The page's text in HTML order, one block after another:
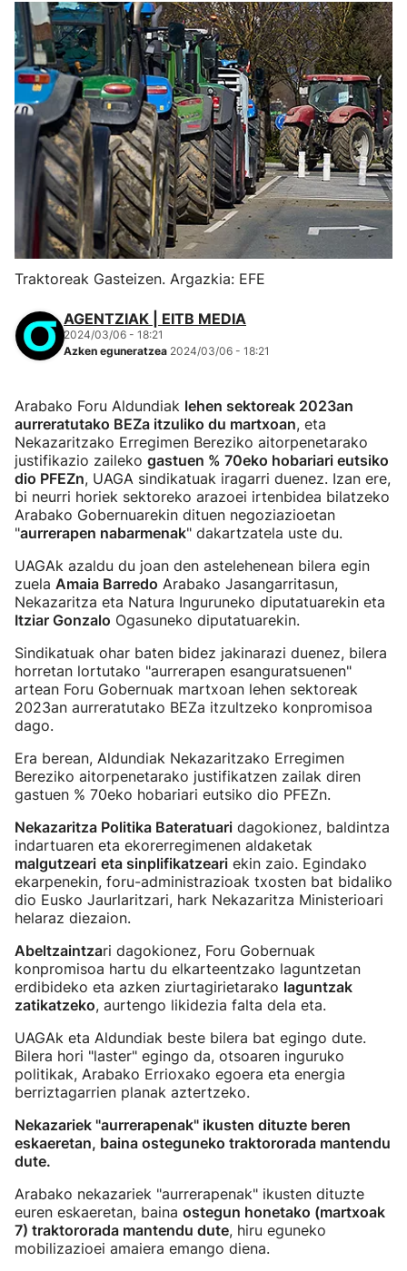
Traktoreak Gasteizen. Argazkia: EFE
AGENTZIAK | EITB MEDIA
2024/03/06 - 18:21
Azken eguneratzea 2024/03/06 - 18:21
Arabako Foru Aldundiak lehen sektoreak 2023an
aurreratutako BEZa itzuliko du martxoan, eta
Nekazaritzako Erregimen Bereziko aitorpenetarako
justifikazio zaileko gastuen % 70eko hobariari eutsiko
dio PFEZn, UAGA sindikatuak iragarri duenez. Izan ere,
bi neurri horiek sektoreko arazoei irtenbidea bilatzeko
Arabako Gobernuarekin dituen negoziazioetan
"aurrerapen nabarmenak" dakartzatela uste du.
UAGAk azaldu du joan den astelehenean bilera egin
zuela Amaia Barredo Arabako Jasangarritasun,
Nekazaritza eta Natura Inguruneko diputatuarekin eta
Itziar Gonzalo Ogasuneko diputatuarekin.
Sindikatuak ohar baten bidez jakinarazi duenez, bilera
horretan lortutako "aurrerapen esanguratsuenen"
artean Foru Gobernuak martxoan lehen sektoreak
2023an aurreratutako BEZa itzultzeko konpromisoa
dago.
Era berean, Aldundiak Nekazaritzako Erregimen
Bereziko aitorpenetarako justifikatzen zailak diren
gastuen % 70eko hobariari eutsiko dio PFEZn.
Nekazaritza Politika Bateratuari dagokionez, baldintza
indartuaren eta ekorerregimenen aldaketak
malgutzeari eta sinplifikatzeari ekin zaio. Egindako
ekarpenekin, foru-administrazioak txosten bat bidaliko
dio Eusko Jaurlaritzari, hark Nekazaritza Ministerioari
helaraz diezaion.
Abeltzaintzari dagokionez, Foru Gobernuak
konpromisoa hartu du elkarteentzako laguntzetan
erdibideko eta azken ziurtagirietarako laguntzak
zatikatzeko, aurtengo likidezia falta dela eta.
UAGAk eta Aldundiak beste bilera bat egingo dute.
Bilera hori "laster" egingo da, otsoaren inguruko
politikak, Arabako Errioxako egoera eta energia
berriztagarrien planak aztertzeko.
Nekazariek "aurrerapenak" ikusten dituzte beren
eskaeretan, baina osteguneko traktororada mantendu
dute.
Arabako nekazariek "aurrerapenak" ikusten dituzte
euren eskaeretan, baina ostegun honetako (martxoak
7) traktororada mantendu dute, hiru eguneko
mobilizazioei amaiera emango diena.